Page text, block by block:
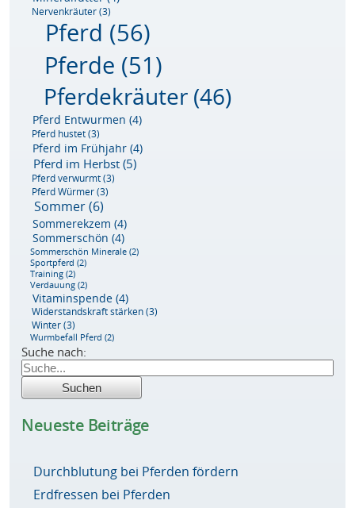
Nervenkräuter(3)
Pferd (56)
Pferde (51)
Pferdekräuter (46)
Pferd Entwurmen (4)
Pferd hustet(3)
Pferd im Frühjahr (4)
Pferd im Herbst (5)
Pferd verwurmt(3)
Pferd Würmer(3)
Sommer(6)
Sommerekzem (4)
Sommerschön (4)
Sommerschön Minerale (2)
Sportpferd (2)
Training (2)
Verdauung (2)
Vitaminspende (4)
Widerstandskraft stärken(3)
Winter(3)
Wurmbefall Pferd (2)
Suche nach:
Neueste Beiträge
Durchblutung bei Pferden fördern
Erdfressen bei Pferden